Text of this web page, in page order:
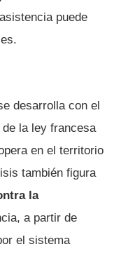
puede
desarrolla con el
la ley francesa
en el territorio
también figura
la
a partir de
el sistema